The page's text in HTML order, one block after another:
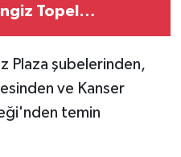
Topel
Plaza şubelerinden,
ve Kanser
temin